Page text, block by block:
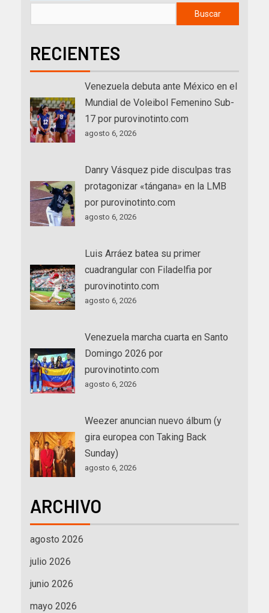
Buscar
RECIENTES
Venezuela debuta ante México en el
Mundial de Voleibol Femenino Sub-
17 por purovinotinto.com
agosto 6, 2026
Danry Vásquez pide disculpas tras
protagonizar «tángana» en la LMB
por purovinotinto.com
agosto 6, 2026
Luis Arráez batea su primer
cuadrangular con Filadelfia por
purovinotinto.com
agosto 6, 2026
Venezuela marcha cuarta en Santo
Domingo 2026 por
purovinotinto.com
agosto 6, 2026
Weezer anuncian nuevo álbum (y
gira europea con Taking Back
Sunday)
agosto 6, 2026
ARCHIVO
agosto 2026
julio 2026
junio 2026
mayo 2026